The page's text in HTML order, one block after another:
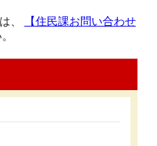
、
【住民課お問い合わせ